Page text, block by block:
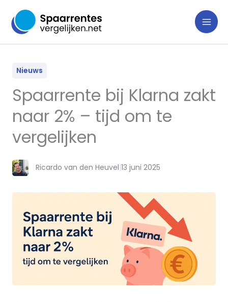
naar
inhoud
Nieuws
Spaarrente bij Klarna zakt
naar 2% – tijd om te
vergelijken
Ricardo van den Heuvel|13 juni 2025